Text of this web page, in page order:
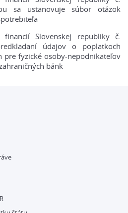
sa ustanovuje súbor otázok
financií Slovenskej republiky č.
údajov o poplatkoch
pre fyzické osoby-nepodnikateľov
bánk